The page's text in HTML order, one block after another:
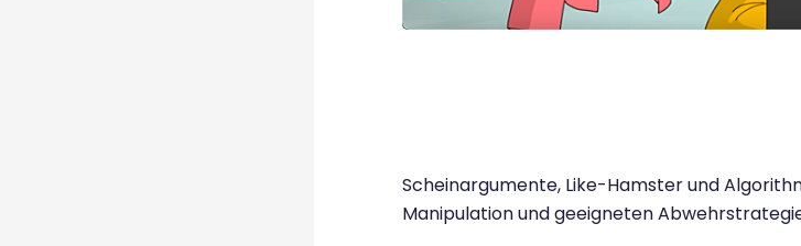
Scheinargumente, Like-Hamster und
Manipulation und geeigneten